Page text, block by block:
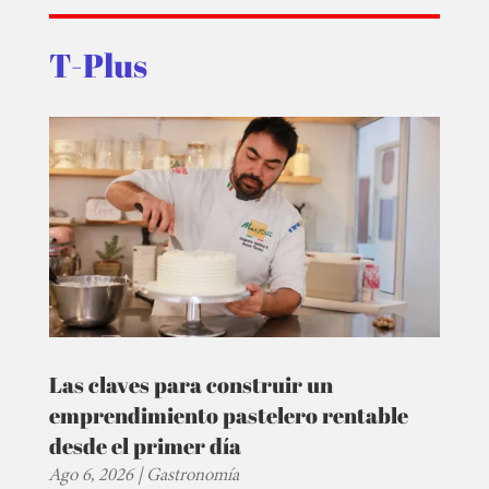
T-Plus
Las claves para construir un
emprendimiento pastelero rentable
desde el primer día
Ago 6, 2026|Gastronomía